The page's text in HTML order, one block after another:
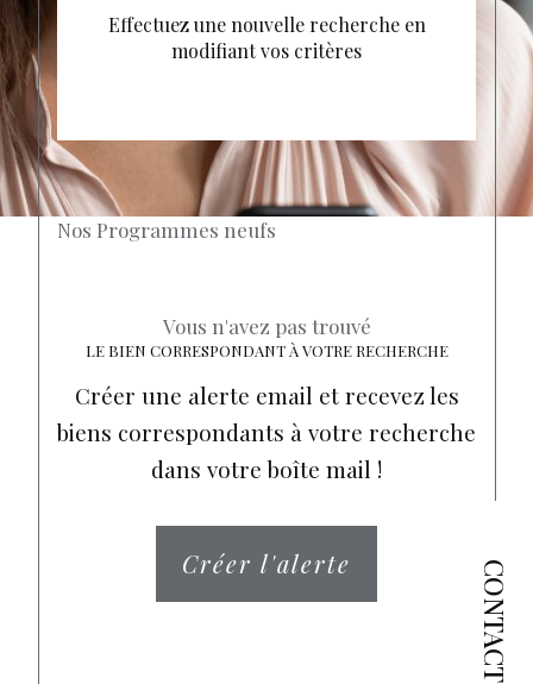
CONTACT
Effectuez une nouvelle recherche en
modifiant vos critères
Nos Programmes neufs
Vous n'avez pas trouvé
LE BIEN CORRESPONDANT À VOTRE RECHERCHE
Créer une alerte email et recevez les
biens correspondants à votre recherche
dans votre boîte mail !
Créer l'alerte